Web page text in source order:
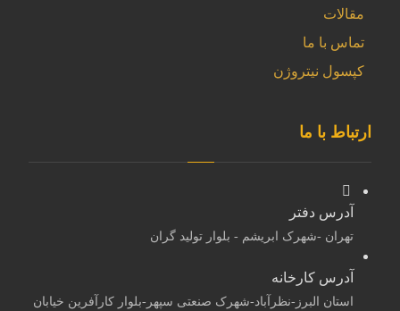
مقالات
تماس با ما
کپسول نیتروژن
ارتباط با ما
آدرس دفتر
تهران -شهرک ابریشم - بلوار تولید گران
آدرس کارخانه
استان البرز-نظرآباد-شهرک صنعتی سپهر-بلوار کارآفرین خیابان